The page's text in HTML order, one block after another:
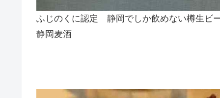
ふじのくに認定 静岡でしか飲めない樽生ビ
静岡麦酒